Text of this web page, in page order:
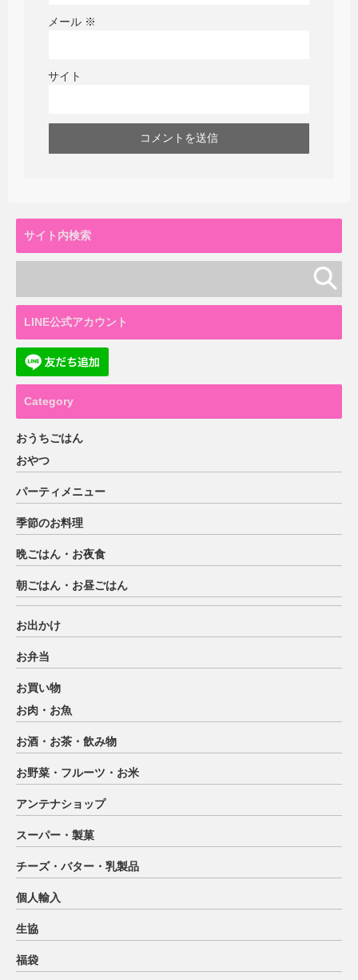
メール ※
サイト
サイト内検索
LINE公式アカウント
Category
おうちごはん
おやつ
パーティメニュー
季節のお料理
晩ごはん・お夜食
朝ごはん・お昼ごはん
お出かけ
お弁当
お買い物
お肉・お魚
お酒・お茶・飲み物
お野菜・フルーツ・お米
アンテナショップ
スーパー・製菓
チーズ・バター・乳製品
個人輸入
生協
福袋